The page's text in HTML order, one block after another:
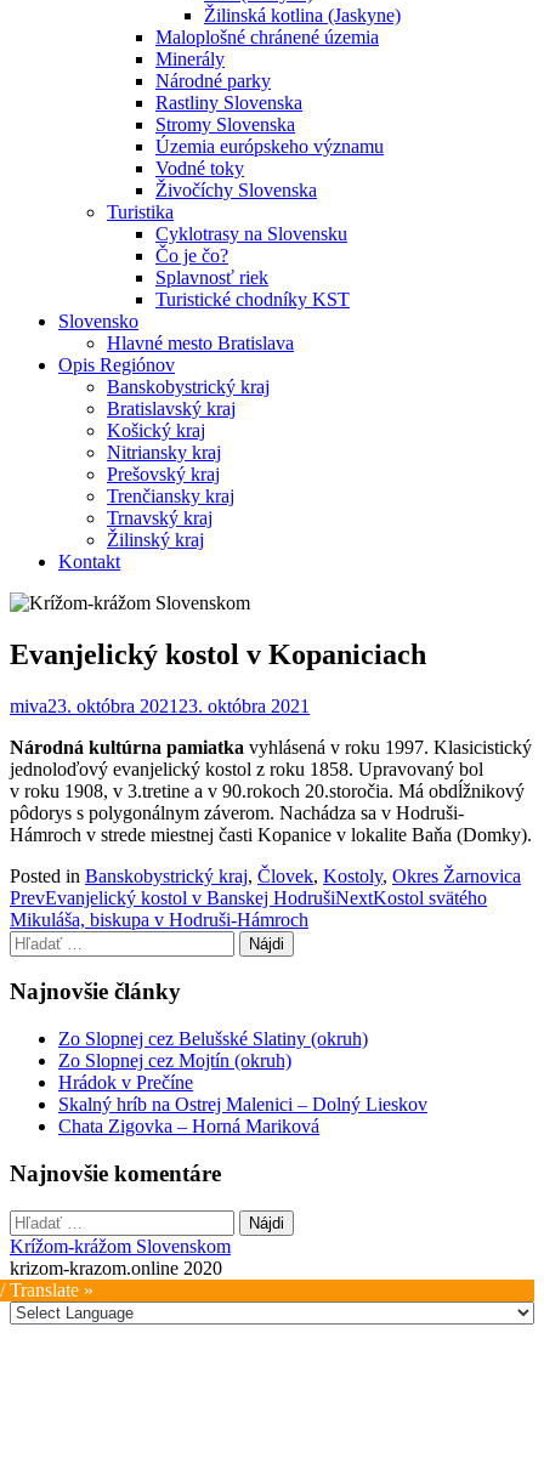
Žilinská kotlina (Jaskyne)
Maloplošné chránené územia
Minerály
Národné parky
Rastliny Slovenska
Stromy Slovenska
Územia európskeho významu
Vodné toky
Živočíchy Slovenska
Turistika
Cyklotrasy na Slovensku
Čo je čo?
Splavnosť riek
Turistické chodníky KST
Slovensko
Hlavné mesto Bratislava
Opis Regiónov
Banskobystrický kraj
Bratislavský kraj
Košický kraj
Nitriansky kraj
Prešovský kraj
Trenčiansky kraj
Trnavský kraj
Žilinský kraj
Kontakt
Evanjelický kostol v Kopaniciach
miva23. októbra 2021 23. októbra 2021
Národná kultúrna pamiatka vyhlásená v roku 1997. Klasicistický
jednoloďový evanjelický kostol z roku 1858. Upravovaný bol
v roku 1908, v 3.tretine a v 90.rokoch 20.storočia. Má obdĺžnikový
pôdorys s polygonálnym záverom. Nachádza sa v Hodruši-
Hámroch v strede miestnej časti Kopanice v lokalite Baňa (Domky).
Posted in Banskobystrický kraj, Človek, Kostoly, Okres Žarnovica
Post
navigation
PrevEvanjelický kostol v Banskej HodrušiNextKostol svätého
Mikuláša, biskupa v Hodruši-Hámroch
Hľadať:
Najnovšie články
Zo Slopnej cez Belušské Slatiny (okruh)
Zo Slopnej cez Mojtín (okruh)
Hrádok v Prečíne
Skalný hríb na Ostrej Malenici – Dolný Lieskov
Chata Zigovka – Horná Mariková
Najnovšie komentáre
Hľadať:
Krížom-krážom Slovenskom
krizom-krazom.online 2020
Translate »